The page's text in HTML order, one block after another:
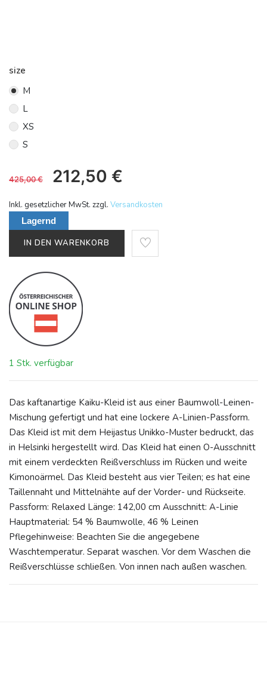
size
M
L
XS
S
425,00€ 212,50 €
Inkl. gesetzlicher MwSt. zzgl. Versandkosten
Lagernd
IN DEN WARENKORB
1 Stk. verfügbar
Das kaftanartige Kaiku-Kleid ist aus einer Baumwoll-Leinen-
Mischung gefertigt und hat eine lockere A-Linien-Passform.
Das Kleid ist mit dem Heijastus Unikko-Muster bedruckt, das
in Helsinki hergestellt wird. Das Kleid hat einen O-Ausschnitt
mit einem verdeckten Reißverschluss im Rücken und weite
Kimonoärmel. Das Kleid besteht aus vier Teilen; es hat eine
Taillennaht und Mittelnähte auf der Vorder- und Rückseite.
Passform: Relaxed Länge: 142,00 cm Ausschnitt: A-Linie
Hauptmaterial: 54 % Baumwolle, 46 % Leinen
Pflegehinweise: Beachten Sie die angegebene
Waschtemperatur. Separat waschen. Vor dem Waschen die
Reißverschlüsse schließen. Von innen nach außen waschen.